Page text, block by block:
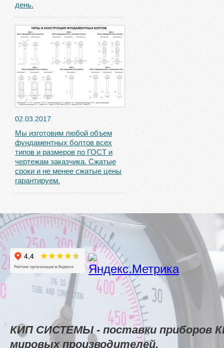
день.
02.03.2017
Мы изготовим любой объем
фундаментных болтов всех
типов и размеров по ГОСТ и
чертежам заказчика. Сжатые
сроки и не менее сжатые цены
гарантируем.
КИП СИСТЕМЫ - поставки приборов
мировых производителей.